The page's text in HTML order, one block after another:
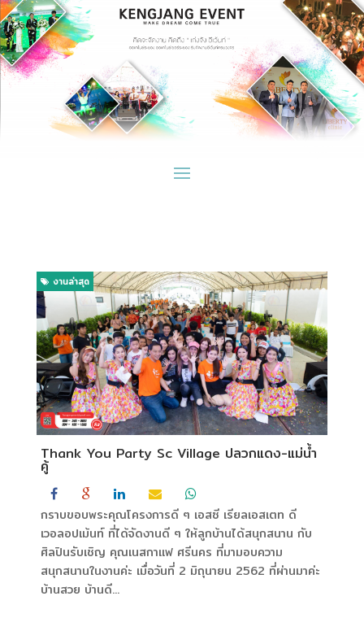
page contents
Thank You Party Sc Village ปลวกแดง-แม่น้ำ
คู้
งานล่าสุด
กราบขอบพระคุณโครงการดี ๆ เอสซี เรียลเอสเตท ดี
เวอลอปเม้นท์ ที่ได้จัดงานดี ๆ ให้ลูกบ้านได้สนุกสนาน กับ
ศิลปินรับเชิญ คุณเนสกาแฟ ศรีนคร ที่มามอบความ
สนุกสนานในงานค่ะ เมื่อวันที่ 2 มิถุนายน 2562 ที่ผ่านมาค่ะ
บ้านสวย บ้านดี...